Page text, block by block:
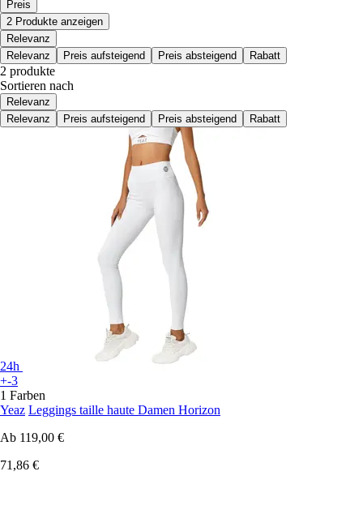
Preis
2 Produkte anzeigen
Relevanz
Relevanz
Preis aufsteigend Preis absteigend Rabatt
2 produkte
Sortieren nach
Relevanz
Relevanz
Preis aufsteigend Preis absteigend Rabatt
24h
+-3
1 Farben
Yeaz Leggings taille haute Damen Horizon
Ab 119,00 €
71,86 €